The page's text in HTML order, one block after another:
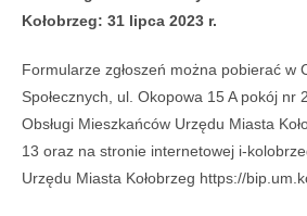
Kołobrzeg: 31 lipca 2023 r.
Formularze zgłoszeń można pobierać w
Społecznych, ul. Okopowa 15 A pokój nr
Obsługi Mieszkańców Urzędu Miasta
13 oraz na stronie internetowej i-
Urzędu Miasta Kołobrzeg https://